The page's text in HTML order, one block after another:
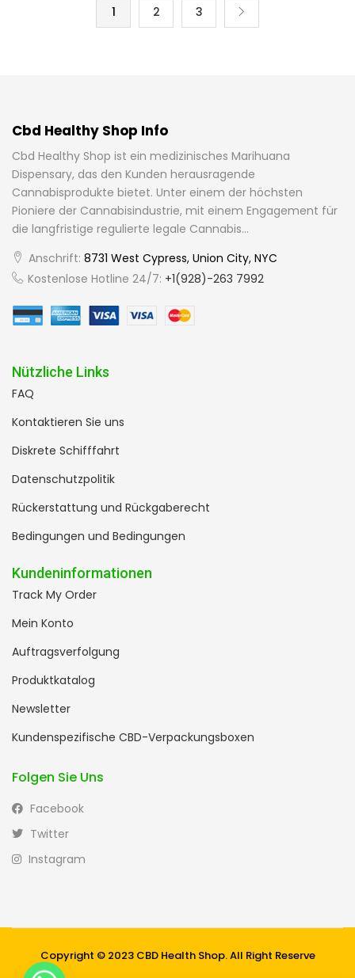
1 2 3
Cbd Healthy Shop Info
Cbd Healthy Shop ist ein medizinisches Marihuana
Dispensary, das den Kunden herausragende
Cannabisprodukte bietet. Unter einem der höchsten
Pioniere der Cannabisindustrie, mit einem Engagement für
die langfristige regulierte legale Cannabis...
Anschrift: 8731 West Cypress, Union City, NYC
Kostenlose Hotline 24/7: +1(928)-263 7992
Nützliche Links
FAQ
Kontaktieren Sie uns
Diskrete Schifffahrt
Datenschutzpolitik
Rückerstattung und Rückgaberecht
Bedingungen und Bedingungen
Kundeninformationen
Track My Order
Mein Konto
Auftragsverfolgung
Produktkatalog
Newsletter
Kundenspezifische CBD-Verpackungsboxen
Folgen Sie Uns
Facebook
Twitter
Instagram
Copyright © 2023 CBD Health Shop. All Right Reserve